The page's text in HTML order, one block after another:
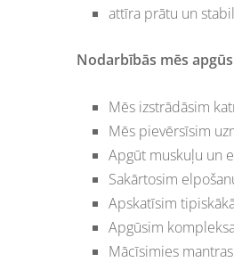
attīra prātu un
Nodarbībās mēs
Mēs izstrādāsim
Mēs pievērsīsim
Apgūt muskuļu un
Sakārtosim
Apskatīsim
Apgūsim
Mācīsimies